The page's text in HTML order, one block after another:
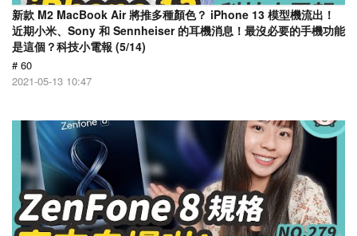
新款 M2 MacBook Air 將推多種顏色？ iPhone 13 模型機流出！
近期小米、Sony 和 Sennheiser 的耳機消息！最沒必要的手機功能
是這個？科技小電報 (5/14)
# 60
2021-05-13 10:47